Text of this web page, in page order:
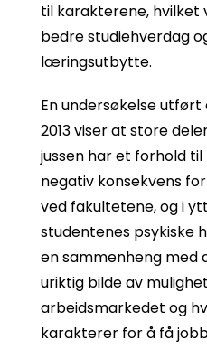
til karakterene, hvilket
bedre studiehverdag
læringsutbytte.
En undersøkelse
2013 viser at store
jussen har et forhold
negativ konsekvens
ved fakultetene, og i
studentenes psykiske
en sammenheng med
uriktig bilde av
arbeidsmarkedet og
karakterer for å få